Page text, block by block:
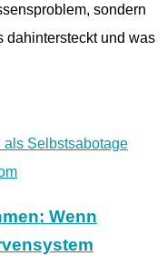
sondern
dahintersteckt und was
Wenn